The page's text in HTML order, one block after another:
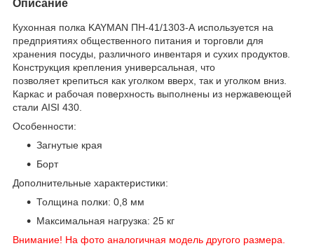
Описание
Кухонная полка KAYMAN ПН-41/1303-А используется на
предприятиях общественного питания и торговли для
хранения посуды, различного инвентаря и сухих продуктов.
Конструкция крепления универсальная, что
позволяет крепиться как уголком вверх, так и уголком вниз.
Каркас и рабочая поверхность выполнены из нержавеющей
стали AISI 430.
Особенности:
Загнутые края
Борт
Дополнительные характеристики:
Толщина полки: 0,8 мм
Максимальная нагрузка: 25 кг
Внимание! На фото аналогичная модель другого размера.